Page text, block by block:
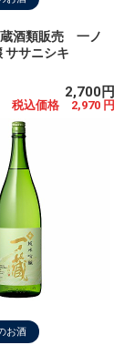
蔵酒類販売 一ノ
2,700円
税込価格 2,970 円
お酒